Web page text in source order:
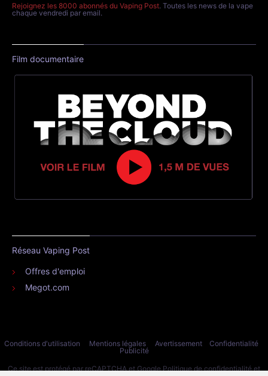
Rejoignez les 8000 abonnés du Vaping Post. Toutes les news de la vape
chaque vendredi par email.
Film documentaire
Réseau Vaping Post
Offres d'emploi
Megot.com
Conditions d'utilisation Mentions légales Avertissement
Confidentialité
Publicité
Ce site est protégé par reCAPTCHA et Google Politique de confidentialité et